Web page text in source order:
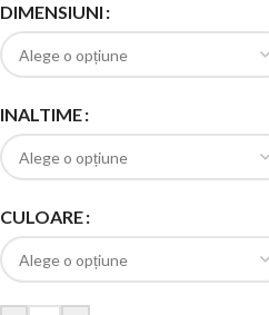
DIMENSIUNI
INALTIME
CULOARE